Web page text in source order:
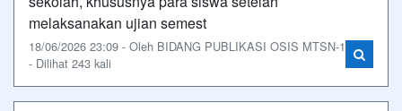
melaksanakan ujian semest
18/06/2026 23:09 - Oleh BIDANG PUBLIKASI OSIS MTSN-1
- Dilihat 243 kali